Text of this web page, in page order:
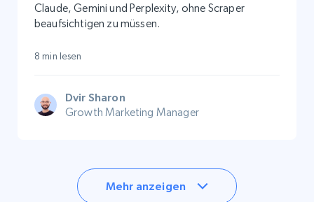
Claude, Gemini und Perplexity, ohne Scraper
beaufsichtigen zu müssen.
8 min lesen
Dvir Sharon
Growth Marketing Manager
Mehr anzeigen